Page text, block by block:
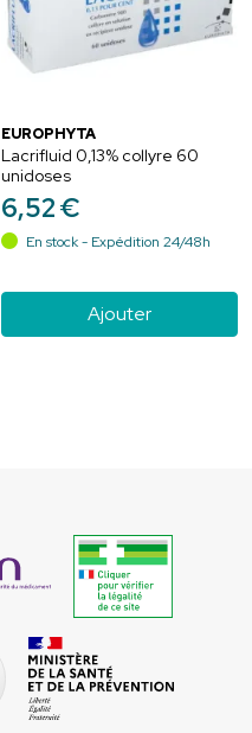
EUROPHYTA
Lacrifluid 0,13% collyre 60
unidoses
6,52€
En stock - Expédition 24/48h
Ajouter